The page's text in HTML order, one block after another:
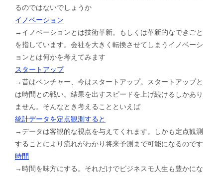
るのではないでしょうか
イノベーション
→イノベーションとは技術革新。もしくは革新的なできごと
を指しています。会社を大きく転換させてしまうイノベーシ
ョンとは何かを考えてみます
スタートアップ
→昔はベンチャー、今はスタートアップ。スタートアップと
は時間との戦い。結果を出すスピードを上げ続けるしかあり
ません。そんなとき考えることといえば
統計データを定点観測すると
→データは客観的な視点を与えてくれます。しかも定点観測
することにより流れがわかり将来予測まで可能になるのです
時間
→時間を味方にする。それだけでビジネスモ人生も豊かにな